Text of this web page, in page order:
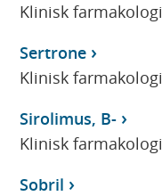
Klinisk farmakologi
Sertrone
Klinisk farmakologi
Sirolimus, B-
Klinisk farmakologi
Sobril